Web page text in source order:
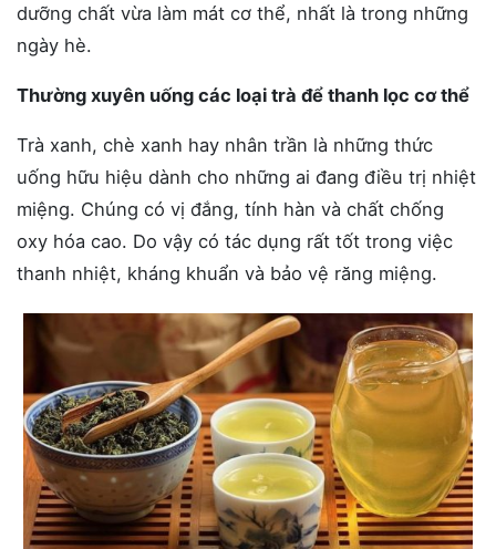
dưỡng chất vừa làm mát cơ thể, nhất là trong những
ngày hè.
Thường xuyên uống các loại trà để thanh lọc cơ thể
Trà xanh, chè xanh hay nhân trần là những thức
uống hữu hiệu dành cho những ai đang điều trị nhiệt
miệng. Chúng có vị đắng, tính hàn và chất chống
oxy hóa cao. Do vậy có tác dụng rất tốt trong việc
thanh nhiệt, kháng khuẩn và bảo vệ răng miệng.